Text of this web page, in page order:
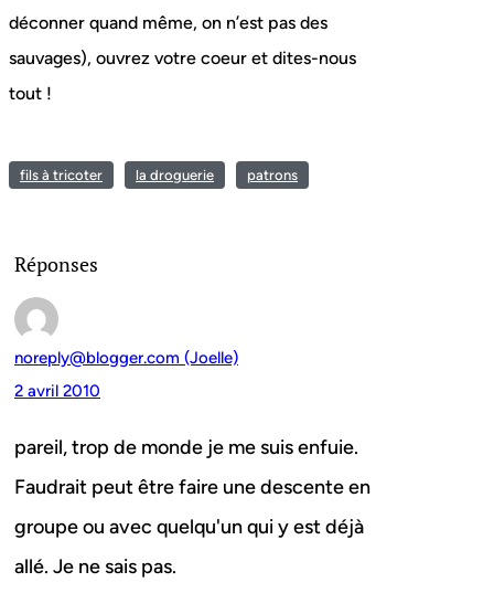
déconner quand même, on n’est pas des
sauvages), ouvrez votre coeur et dites-nous
tout !
fils à tricoter la droguerie patrons
Réponses
noreply@blogger.com (Joelle)
2 avril 2010
pareil, trop de monde je me suis enfuie.
Faudrait peut être faire une descente en
groupe ou avec quelqu'un qui y est déjà
allé. Je ne sais pas.